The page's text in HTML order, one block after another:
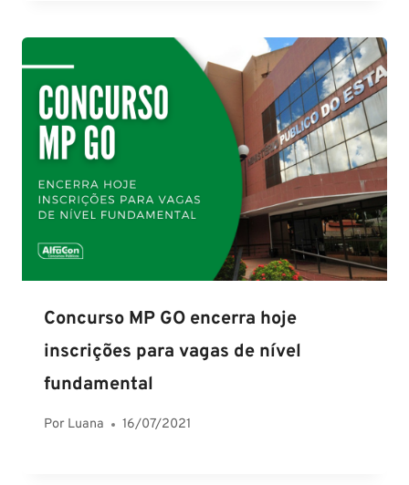
Concurso MP GO encerra hoje
inscrições para vagas de nível
fundamental
Por Luana 16/07/2021